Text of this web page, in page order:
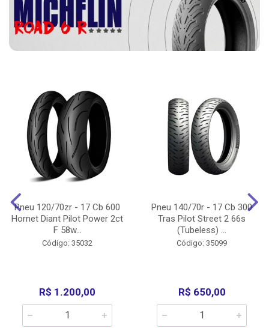
Pneu 120/70zr - 17 Cb 600
Hornet Diant Pilot Power 2ct
F 58w...
Código: 35032
R$ 1.200,00
Pneu 140/70r - 17 Cb 300
Tras Pilot Street 2 66s
(Tubeless) ...
Código: 35099
R$ 650,00